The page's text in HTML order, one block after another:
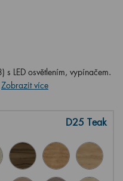
LED osvětlením, vypínačem.
Zobrazit více
D25 Teak